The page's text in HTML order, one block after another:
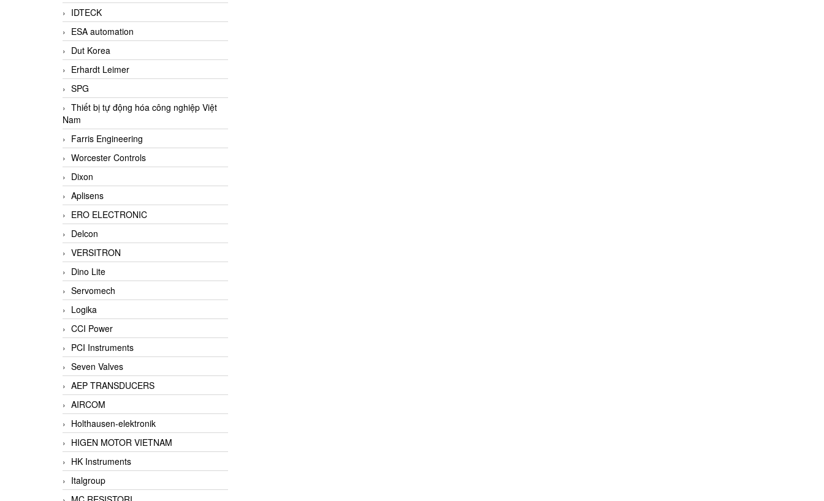
IDTECK
ESA automation
Dut Korea
Erhardt Leimer
SPG
Thiết bị tự động hóa công nghiệp Việt
Nam
Farris Engineering
Worcester Controls
Dixon
Aplisens
ERO ELECTRONIC
Delcon
VERSITRON
Dino Lite
Servomech
Logika
CCI Power
PCI Instruments
Seven Valves
AEP TRANSDUCERS
AIRCOM
Holthausen-elektronik
HIGEN MOTOR VIETNAM
HK Instruments
Italgroup